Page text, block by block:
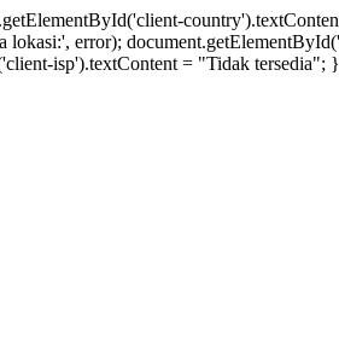
error);
isp').textContent = "Tidak tersedia";